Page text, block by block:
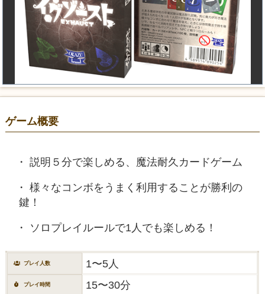
ゲーム概要
説明５分で楽しめる、魔法耐久カードゲーム
様々なコンボをうまく利用することが勝利の
鍵！
ソロプレイルールで1人でも楽しめる！
プレイ人数 1〜5人
プレイ時間 15〜30分